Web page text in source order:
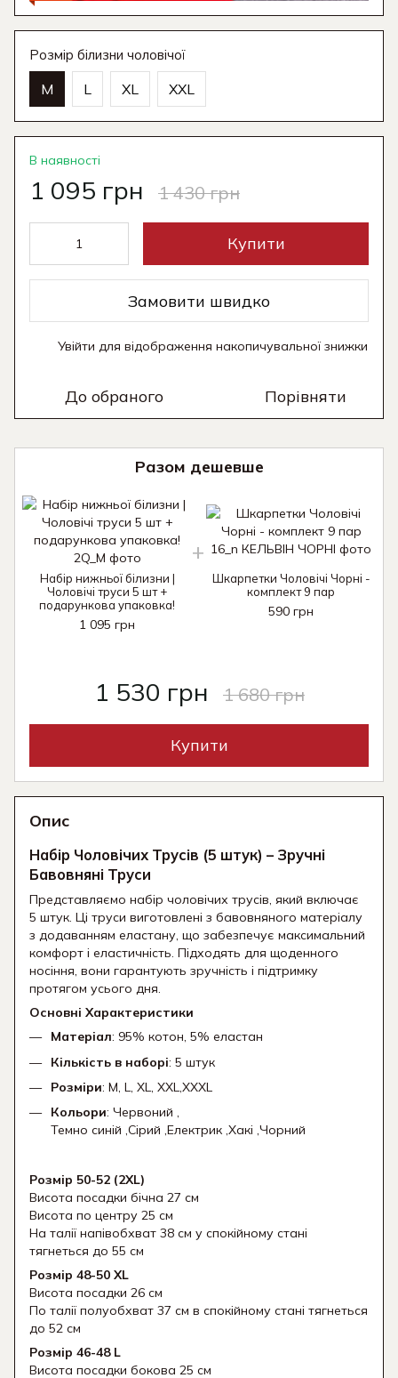
Розмір білизни чоловічої
M L XL XXL
В наявності
1 095 грн 1 430 грн
Купити
Замовити швидко
Увійти для відображення накопичувальної знижки
До обраного Порівняти
Разом дешевше
Набір нижньої білизни |
Чоловічі труси 5 шт +
подарункова упаковка!
1 095 грн
Шкарпетки Чоловічі Чорні -
комплект 9 пар
590 грн
1 530 грн 1 680 грн
Купити
Опис
Набір Чоловічих Трусів (5 штук) – Зручні
Бавовняні Труси
Представляємо набір чоловічих трусів, який включає
5 штук. Ці труси виготовлені з бавовняного матеріалу
з додаванням еластану, що забезпечує максимальний
комфорт і еластичність. Підходять для щоденного
носіння, вони гарантують зручність і підтримку
протягом усього дня.
Основні Характеристики
Матеріал: 95% котон, 5% еластан
Кількість в наборі: 5 штук
Розміри: M, L, XL, XXL,XXXL
Кольори: Червоний ,
Темно синій ,Сірий ,Електрик ,Хакі ,Чорний
Розмір 50-52 (2XL)
Висота посадки бічна 27 см
Висота по центру 25 см
На талії напівобхват 38 см у спокійному стані
тягнеться до 55 см
Розмір 48-50 XL
Висота посадки 26 см
По талії полуобхват 37 см в спокійному стані тягнеться
до 52 см
Розмір 46-48 L
Висота посадки бокова 25 см